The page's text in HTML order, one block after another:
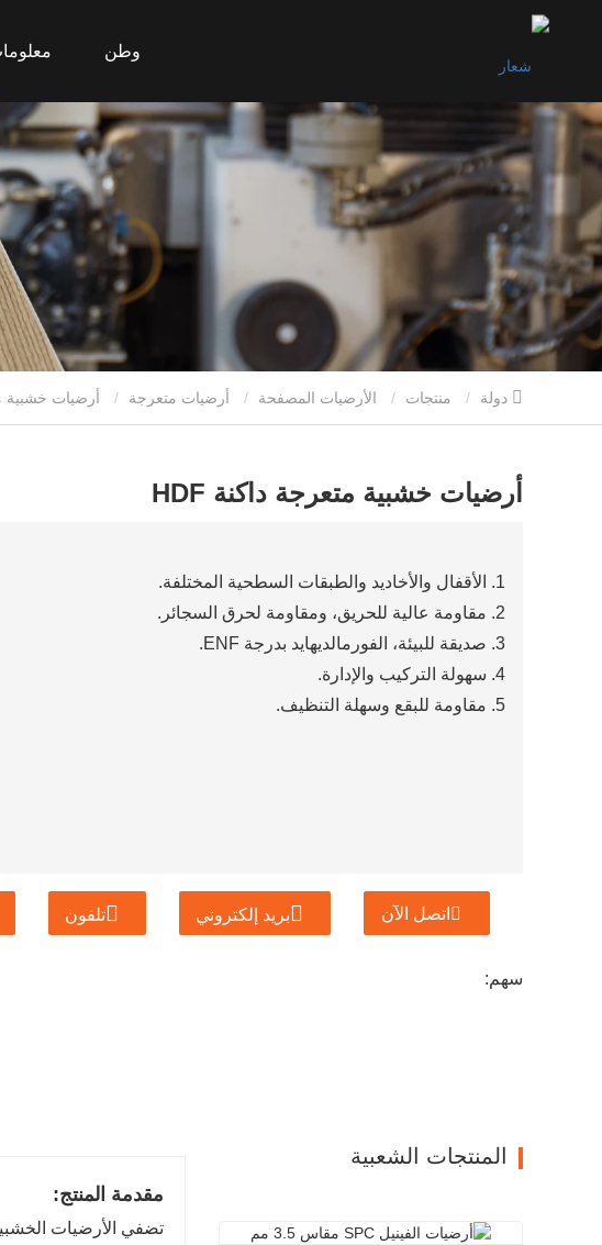
وطن
منتجات الأرضيات المصفحة أرضيات متعرجة
أرضيات خشبية متعرجة داكنة HDF
1. الأقفال والأخاديد والطبقات السطحية المختلفة.
2. مقاومة عالية للحريق، ومقاومة لحرق السجائر.
3. صديقة للبيئة، الفورمالديهايد بدرجة ENF.
4. سهولة التركيب والإدارة.
5. مقاومة للبقع وسهلة التنظيف.
اتصل الآن بريد إلكتروني تلفون
سهم:
مقدمة المنتج:
المنتجات الشعبية